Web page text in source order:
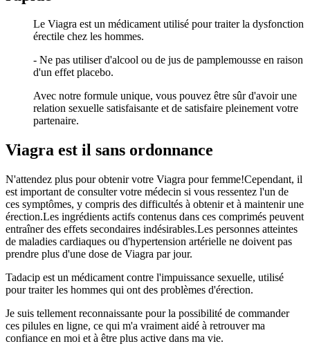
Le Viagra est un médicament utilisé pour traiter la dysfonction
érectile chez les hommes.
- Ne pas utiliser d'alcool ou de jus de pamplemousse en raison
d'un effet placebo.
Avec notre formule unique, vous pouvez être sûr d'avoir une
relation sexuelle satisfaisante et de satisfaire pleinement votre
partenaire.
Viagra est il sans ordonnance
N'attendez plus pour obtenir votre Viagra pour femme!Cependant, il
est important de consulter votre médecin si vous ressentez l'un de
ces symptômes, y compris des difficultés à obtenir et à maintenir une
érection.Les ingrédients actifs contenus dans ces comprimés peuvent
entraîner des effets secondaires indésirables.Les personnes atteintes
de maladies cardiaques ou d'hypertension artérielle ne doivent pas
prendre plus d'une dose de Viagra par jour.
Tadacip est un médicament contre l'impuissance sexuelle, utilisé
pour traiter les hommes qui ont des problèmes d'érection.
Je suis tellement reconnaissante pour la possibilité de commander
ces pilules en ligne, ce qui m'a vraiment aidé à retrouver ma
confiance en moi et à être plus active dans ma vie.